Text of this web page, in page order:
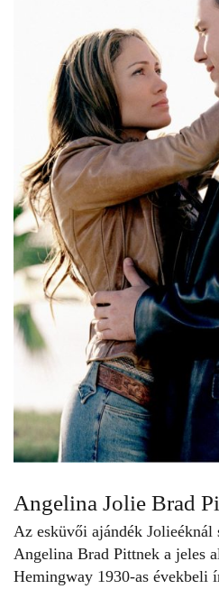
Angelina Jolie Brad
Az esküvői ajándék
Angelina Brad Pittnek a jeles
Hemingway 1930-as évekbeli